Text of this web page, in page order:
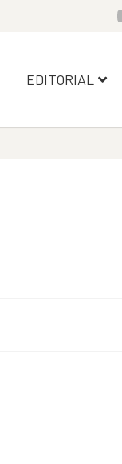
EDITORIAL